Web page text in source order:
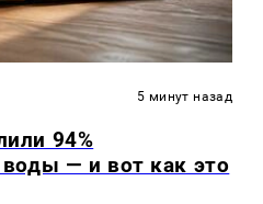
5 минут назад
94%
— и вот как это